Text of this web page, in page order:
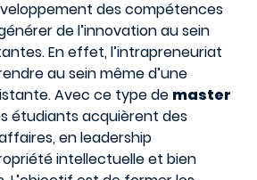
des compétences
de l’innovation au sein
En effet, l’intrapreneuriat
au sein même d’une
Avec ce type de master
étudiants acquièrent des
en leadership
intellectuelle et bien